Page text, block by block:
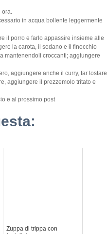
ora.
in acqua bollente leggermente
il porro e farlo appassire insieme alle
la carota, il sedano e il finocchio
mantenendoli croccanti; aggiungere
aggiungere anche il curry, far tostare
aggiungere il prezzemolo tritato e
e al prossimo post
Zuppa di trippa con